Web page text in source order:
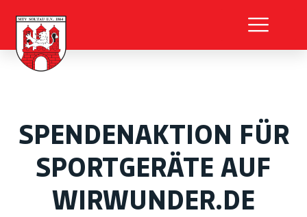
SPENDENAKTION FÜR
SPORTGERÄTE AUF
WIRWUNDER.DE